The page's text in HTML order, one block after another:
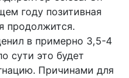
году позитивная
продолжится.
в примерно 3,5-4
сути это будет
Причинами для